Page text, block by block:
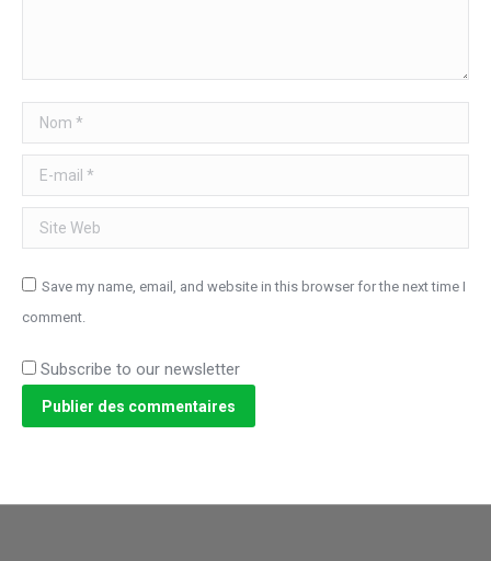
Nom *
E-mail *
Site Web
Save my name, email, and website in this browser for the next time I
comment.
Subscribe to our newsletter
Publier des commentaires